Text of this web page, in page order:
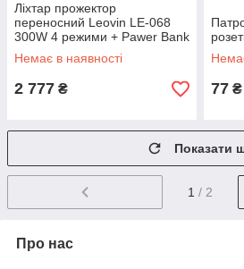
Ліхтар прожектор
переносний Leovin LE-068
300W 4 режими + Pawer Bank
та сонячна батарея
Немає в наявності
2 777 ₴ 77 ₴
Показати
1 / 2
Про нас